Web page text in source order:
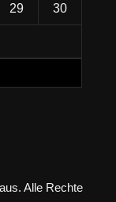
29 30
Alle Rechte